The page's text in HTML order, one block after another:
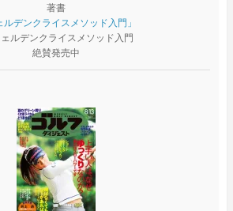
著書
ルデンクライスメソッド入門」
絶賛発売中